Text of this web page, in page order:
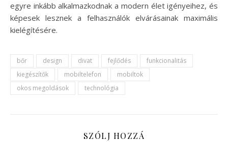
egyre inkább alkalmazkodnak a modern élet igényeihez, és
képesek lesznek a felhasználók elvárásainak maximális
kielégítésére.
bőr design divat fejlődés
funkcionalitás
kiegészítők
mobiltelefon
mobiltok
okos megoldások
technológia
SZÓLJ HOZZÁ